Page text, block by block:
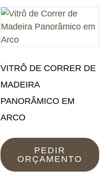
VITRÔ DE CORRER DE
MADEIRA
PANORÂMICO EM
ARCO
PEDIR
ORÇAMENTO